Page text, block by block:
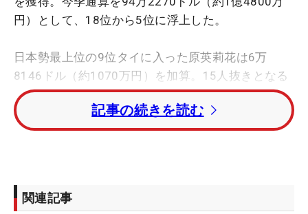
円）として、18位から5位に浮上した。
日本勢最上位の9位タイに入った原英莉花は6万
8146ドル（約1070万円）を加算。15人抜きとなる
34位にジャンプアップした。
山下美夢有は日本勢トップの12位。日本勢2番手以
世界ランク1位のネリー・コルダ（米国）はランキ
記事の続きを読む
関連記事